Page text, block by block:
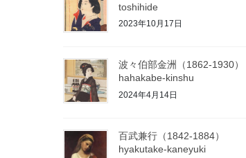
toshihide
2023年10月17日
波々伯部金洲（1862-1930）
hahakabe-kinshu
2024年4月14日
百武兼行（1842-1884）
hyakutake-kaneyuki